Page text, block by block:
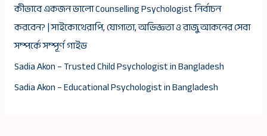
কীভাবে একজন ভালো Counselling Psychologist নির্বাচন
করবেন? | সাইকোথেরাপি, যোগ্যতা, অভিজ্ঞতা ও রাজু আকনের সেবা
সম্পর্কে সম্পূর্ণ গাইড
Sadia Akon – Trusted Child Psychologist in Bangladesh
Sadia Akon – Educational Psychologist in Bangladesh